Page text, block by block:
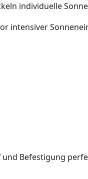
individuelle
intensiver
und Befestigung